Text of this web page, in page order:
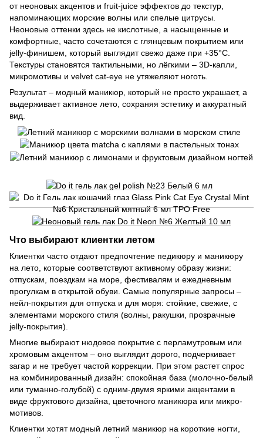
от неоновых акцентов и fruit-juice эффектов до текстур,
напоминающих морские волны или спелые цитрусы.
Неоновые оттенки здесь не кислотные, а насыщенные и
комфортные, часто сочетаются с глянцевым покрытием или
jelly-финишем, который выглядит свежо даже при +35°C.
Текстуры становятся тактильными, но лёгкими – 3D-капли,
микромотивы и velvet cat-eye не утяжеляют ноготь.
Результат – модный маникюр, который не просто украшает, а
выдерживает активное лето, сохраняя эстетику и аккуратный
вид.
Что выбирают клиентки летом
Клиентки часто отдают предпочтение педикюру и маникюру
на лето, которые соответствуют активному образу жизни:
отпускам, поездкам на море, фестивалям и ежедневным
прогулкам в открытой обуви. Самые популярные запросы –
нейл-покрытия для отпуска и для моря: стойкие, свежие, с
элементами морского стиля (волны, ракушки, прозрачные
jelly-покрытия).
Многие выбирают нюдовое покрытие с перламутровым или
хромовым акцентом – оно выглядит дорого, подчеркивает
загар и не требует частой коррекции. При этом растет спрос
на комбинированный дизайн: спокойная база (молочно-белый
или туманно-голубой) с одним-двумя яркими акцентами в
виде фруктового дизайна, цветочного маникюра или микро-
мотивов.
Клиентки хотят модный летний маникюр на короткие ногти,